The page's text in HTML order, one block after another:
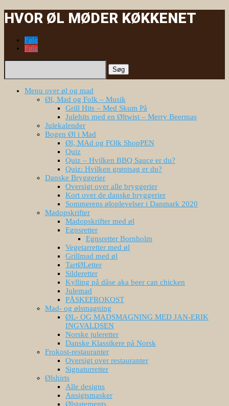
HVOR ØL MØDER KØKKENET
Følg
Følg
Søg
Menu over øl og mad
Øl, Mad og Folk – Musik
Grill Hits – Med Skum På
Julehits med en Øltwist – Merry Beermas
Julekalender
Bogen Øl i Mad
Øl, MAd og FOlk ShopPEN
Quiz
Quiz – Hvilken BBQ Sauce er du?
Quiz: Hvilken grøntsag er du?
Danske Bryggerier
Oversigt over alle bryggerier
Kort over de danske bryggerier
Sommerens øloplevelser i Danmark 2020
Madopskrifter
Madopskrifter med øl
Egnsretter
Egnsretter Bornholm
Vegetarretter med øl
Grillmad med øl
TartØLetter
Silderetter
Kylling på dåse aka beer can chicken
Julemad
PÅSKEFROKOST
Mad- og ølsmagning
ØL- OG MADSMAGNING MED JAN-ERIK
INGVALDSEN
Norske juleretter
Danske Klassikere på Norsk
Frokost-restauranter
Oversigt over restauranter
Signaturretter
Ølshirts
Alle designs
Ansigtsmasker
Ølstatements